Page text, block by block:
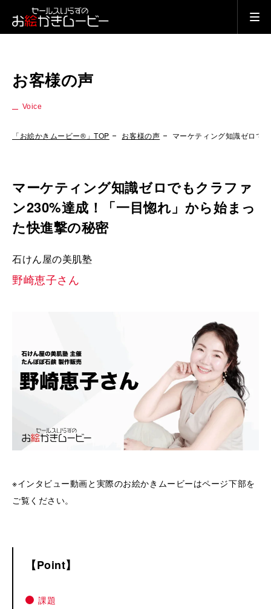
お客様の声
Voice
「お絵かきムービー®」TOP お客様の声 マーケティング知識ゼロで
マーケティング知識ゼロでもクラファ
ン230%達成！「一目惚れ」から始まっ
た快進撃の秘密
石けん屋の美肌塾
野崎恵子さん
※インタビュー動画と実際のお絵かきムービーはページ下部を
ご覧ください。
Point
課題